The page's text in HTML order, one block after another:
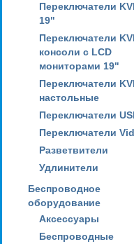
Переключатели
19"
Переключатели
консоли с LCD
мониторами 19"
Переключатели
настольные
Переключатели
Переключатели
Разветвители
Удлинители
Беспроводное
оборудование
Аксессуары
Беспроводные